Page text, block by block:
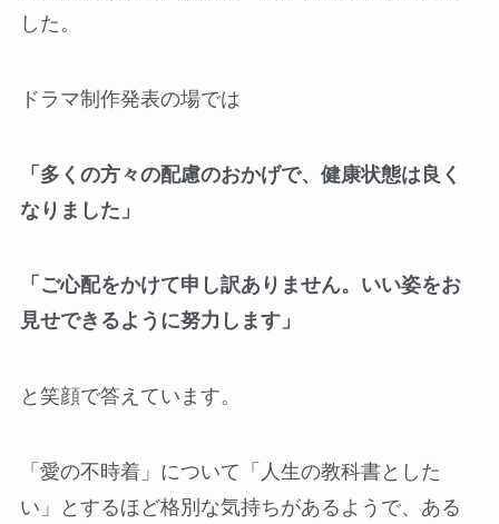
した。
ドラマ制作発表の場では
「多くの方々の配慮のおかげで、健康状態は良く
なりました」
「ご心配をかけて申し訳ありません。いい姿をお
見せできるように努力します」
と笑顔で答えています。
「愛の不時着」について「人生の教科書とした
い」とするほど格別な気持ちがあるようで、ある